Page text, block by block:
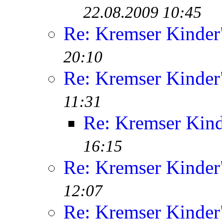
22.08.2009 10:45
Re: Kremser
20:10
Re: Kremser
11:31
Re: Kremser
16:15
Re: Kremser
12:07
Re: Kremser